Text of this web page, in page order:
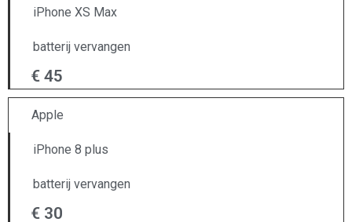
iPhone XS Max
batterij vervangen
€ 45
Apple
iPhone 8 plus
batterij vervangen
€ 30